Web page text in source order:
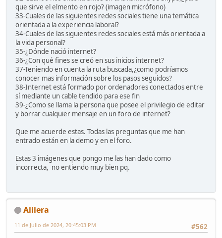
que sirve el elmento en rojo? (imagen micrófono)
33-Cuales de las siguientes redes sociales tiene una temática
orientada a la experiencia laboral?
34-Cuales de las siguientes redes sociales está más orientada a
la vida personal?
35-¿Dónde nació internet?
36-¿Con qué fines se creó en sus inicios internet?
37-Teniendo en cuenta la ruta buscada,¿como podríamos
conocer mas información sobre los pasos seguidos?
38-Internet está formado por ordenadores conectados entre
sí mediante un cable tendido para ese fin
39-¿Como se llama la persona que posee el privilegio de editar
y borrar cualquier mensaje en un foro de internet?
Que me acuerde estas. Todas las preguntas que me han
entrado están en la demo y en el foro.
Estas 3 imágenes que pongo me las han dado como
incorrecta, no entiendo muy bien pq.
Alilera
#562
11 de Julio de 2024, 20:45:03 PM